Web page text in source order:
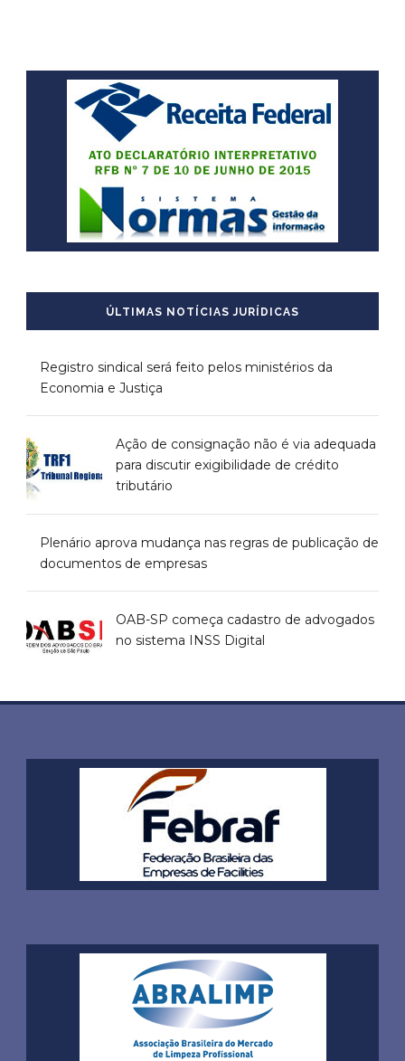
ÚLTIMAS NOTÍCIAS JURÍDICAS
Registro sindical será feito pelos ministérios da
Economia e Justiça
Ação de consignação não é via adequada
para discutir exigibilidade de crédito
tributário
Plenário aprova mudança nas regras de publicação de
documentos de empresas
OAB-SP começa cadastro de advogados
no sistema INSS Digital